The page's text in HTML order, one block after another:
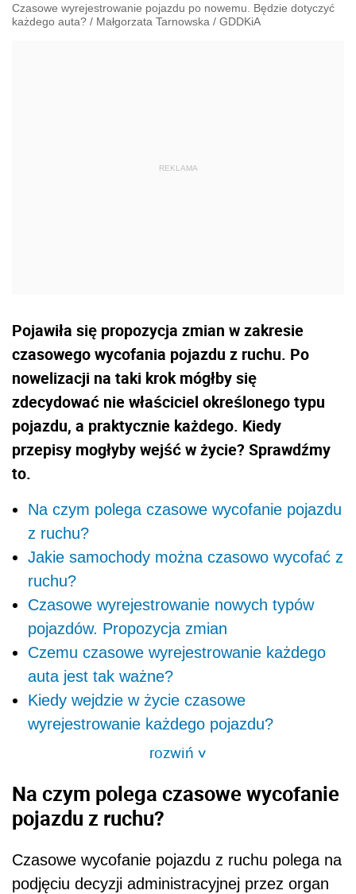
Czasowe wyrejestrowanie pojazdu po nowemu. Będzie dotyczyć
każdego auta? / Małgorzata Tarnowska / GDDKiA
Pojawiła się propozycja zmian w zakresie
czasowego wycofania pojazdu z ruchu. Po
nowelizacji na taki krok mógłby się
zdecydować nie właściciel określonego typu
pojazdu, a praktycznie każdego. Kiedy
przepisy mogłyby wejść w życie? Sprawdźmy
to.
Na czym polega czasowe wycofanie pojazdu
z ruchu?
Jakie samochody można czasowo wycofać z
ruchu?
Czasowe wyrejestrowanie nowych typów
pojazdów. Propozycja zmian
Czemu czasowe wyrejestrowanie każdego
auta jest tak ważne?
Kiedy wejdzie w życie czasowe
wyrejestrowanie każdego pojazdu?
rozwiń>
Na czym polega czasowe wycofanie
pojazdu z ruchu?
Czasowe wycofanie pojazdu z ruchu polega na
podjęciu decyzji administracyjnej przez organ